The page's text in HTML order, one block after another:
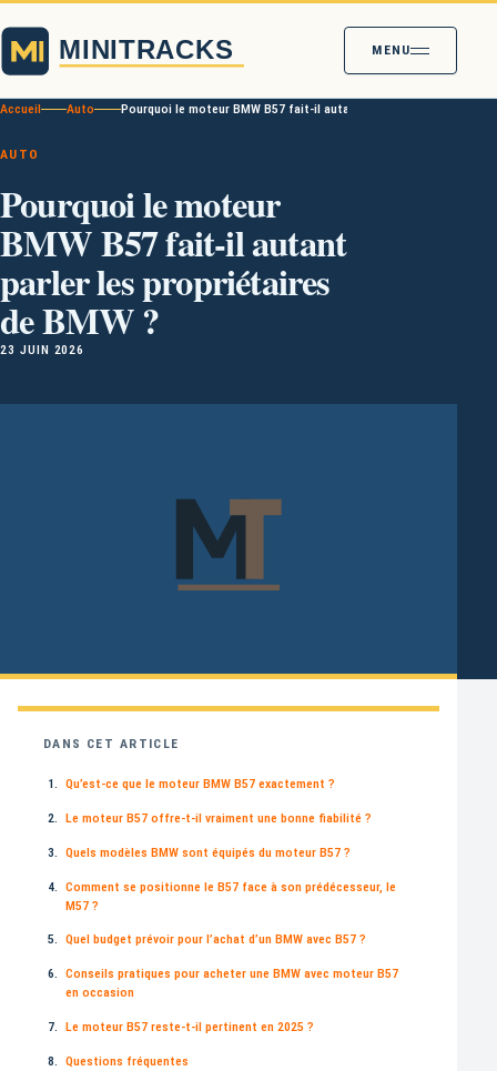
MENU
Accueil Auto Pourquoi le moteur BMW B57 fait-il autant parler les propriétaires
AUTO
Pourquoi le moteur
BMW B57 fait-il autant
parler les propriétaires
de BMW ?
23 JUIN 2026
DANS CET ARTICLE
Qu’est-ce que le moteur BMW B57 exactement ?
Le moteur B57 offre-t-il vraiment une bonne fiabilité ?
Quels modèles BMW sont équipés du moteur B57 ?
Comment se positionne le B57 face à son prédécesseur, le
M57 ?
Quel budget prévoir pour l’achat d’un BMW avec B57 ?
Conseils pratiques pour acheter une BMW avec moteur B57
en occasion
Le moteur B57 reste-t-il pertinent en 2025 ?
Questions fréquentes